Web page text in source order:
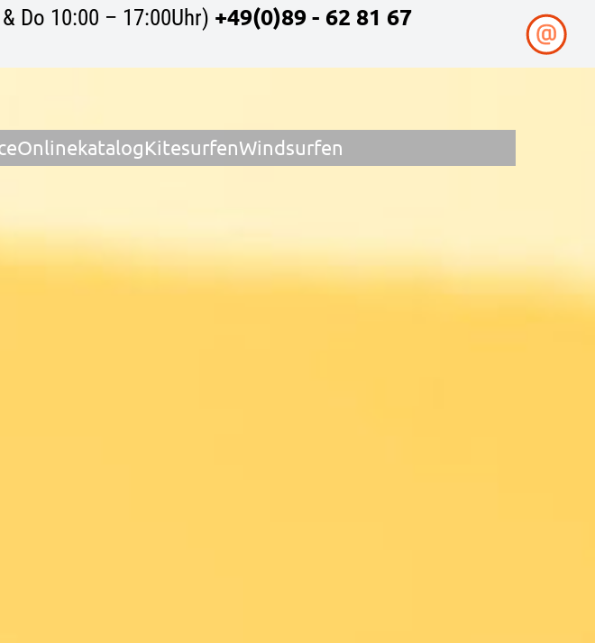
Do 10:00 – 17:00Uhr) +49(0)89 - 62 81 67
OnlinekatalogKitesurfenWindsurfen